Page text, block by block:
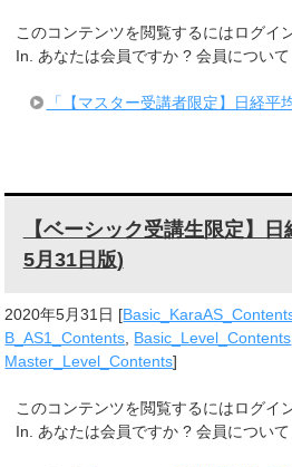
このコンテンツを閲覧するにはログイ
In. あなたは会員ですか ? 会員について
「【マスター受講者限定】日経
【ベーシック受講生限定】
5月31日版)
2020年5月31日 [
B_AS1_Contents Basic_Level_Contents
Master_Level_Contents]
このコンテンツを閲覧するにはログイ
In. あなたは会員ですか ? 会員について